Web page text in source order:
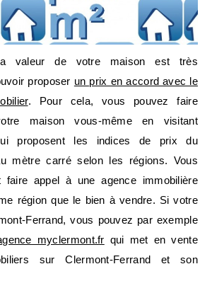
la valeur de votre maison est très
proposer un prix en accord avec le
. Pour cela, vous pouvez faire
maison vous-même en visitant
proposent les indices de prix du
mètre carré selon les régions. Vous
faire appel à une agence immobilière
région que le bien à vendre. Si votre
Ferrand, vous pouvez par exemple
myclermont.fr qui met en vente
sur Clermont-Ferrand et son